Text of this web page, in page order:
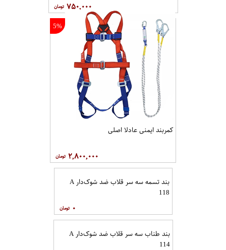
۷۵۰,۰۰۰
5%
کمربند ایمنی عادلا اصلی
۲,۸۰۰,۰۰۰
بند تسمه سه سر قلاب ضد شوک‌دار A
118
۰
بند طناب سه سر قلاب ضد شوک‌دار A
114